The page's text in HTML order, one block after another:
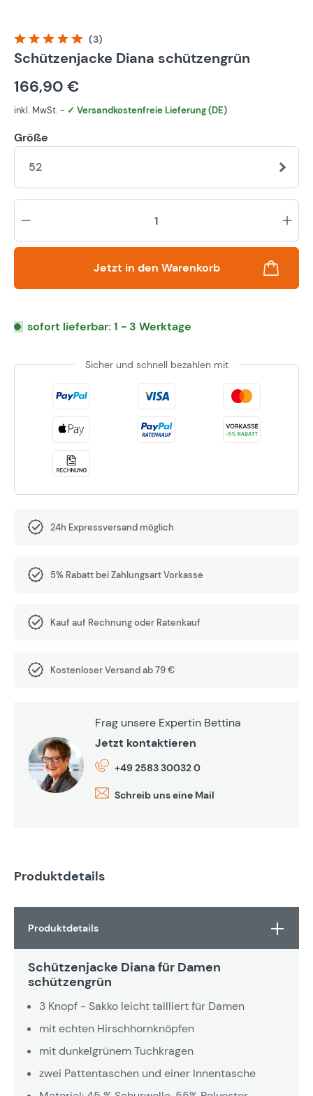
Durchschnittliche Bewertung von 5 von 5 Sternen
(3)
Schützenjacke Diana schützengrün
166,90 €
inkl. MwSt. - ✓ Versandkostenfreie Lieferung (DE)
Größe
52
Jetzt in den Warenkorb
sofort lieferbar: 1 - 3 Werktage
Sicher und schnell bezahlen mit
24h Expressversand möglich
5% Rabatt bei Zahlungsart Vorkasse
Kauf auf Rechnung oder Ratenkauf
Kostenloser Versand ab 79 €
Frag unsere Expertin Bettina
Jetzt kontaktieren
+49 2583 30032 0
Schreib uns eine Mail
Produktdetails
Produktdetails
Schützenjacke Diana für Damen
schützengrün
3 Knopf - Sakko leicht tailliert für Damen
mit echten Hirschhornknöpfen
mit dunkelgrünem Tuchkragen
zwei Pattentaschen und einer Innentasche